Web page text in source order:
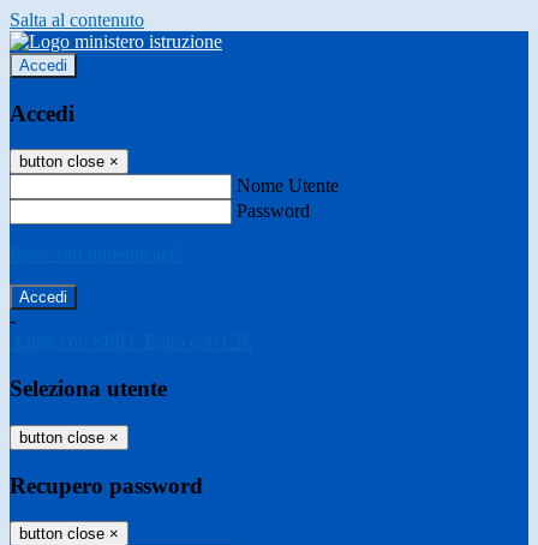
Salta al contenuto
Accedi
Accedi
button close ×
Nome Utente
Password
-
Seleziona utente
button close ×
Recupero password
button close ×